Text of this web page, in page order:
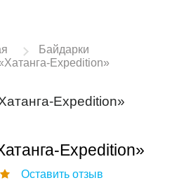
Байдарки
Expedition»
Expedition»
Оставить отзыв